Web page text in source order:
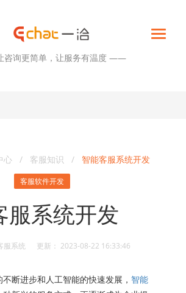
询更简单，让服务有温度 ——
心 / 客服知识 / 智能客服系统开发
客服软件开发
服系统开发
服系统 更新： 2023-08-22 16:33:46
进步和人工智能的快速发展， 智能